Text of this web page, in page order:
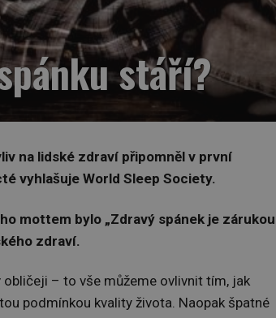
stáří?
na lidské zdraví připomněl v první
vyhlašuje World Sleep Society.
mottem bylo „Zdravý spánek je zárukou
zdraví.
obličeji – to vše můžeme ovlivnit tím, jak
podmínkou kvality života. Naopak špatné